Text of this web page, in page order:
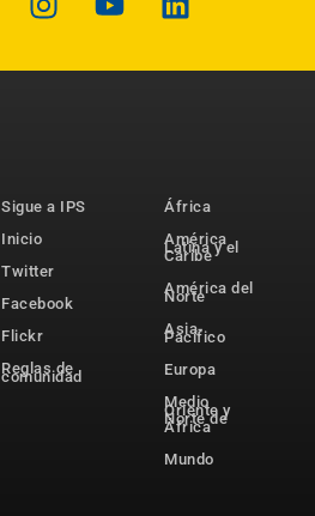
Sigue a IPS
Inicio
Twitter
Facebook
Flickr
Reglas de
comunidad
África
América
Latina y el
Caribe
América del
Norte
Asia-
Pacífico
Europa
Medio
Oriente y
Norte de
África
Mundo